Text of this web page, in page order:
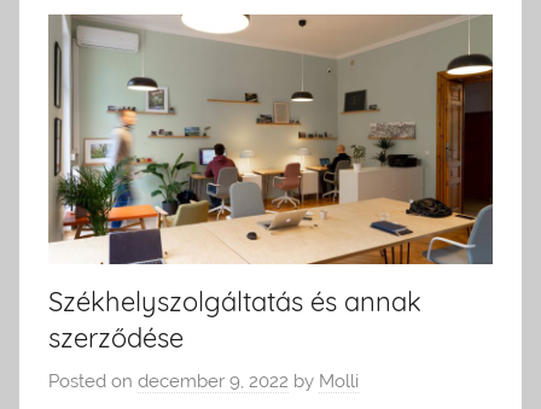
Székhelyszolgáltatás és annak
szerződése
Posted on december 9, 2022 by Molli